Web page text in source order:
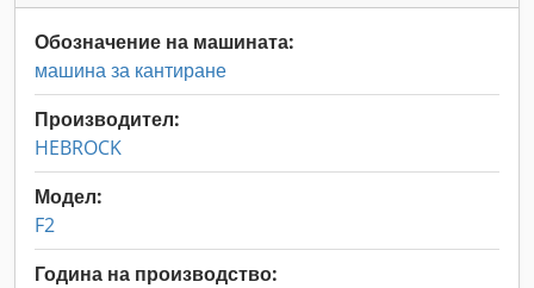
Обозначение на машината:
машина за кантиране
Производител:
HEBROCK
Модел:
F2
Година на производство: